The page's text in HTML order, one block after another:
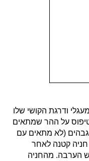
כ 3 ק"מ, הוא מעגלי ודרגת הקושי שלו
על ההר שמתאים
גבהים (לא מתאים עם
קטנה לאחר
מכביש הערבה. מהחניה